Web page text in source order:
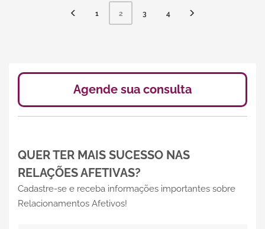
1 2 3 4
Agende sua consulta
QUER TER MAIS SUCESSO NAS
RELAÇÕES AFETIVAS?
Cadastre-se e receba informações importantes sobre
Relacionamentos Afetivos!